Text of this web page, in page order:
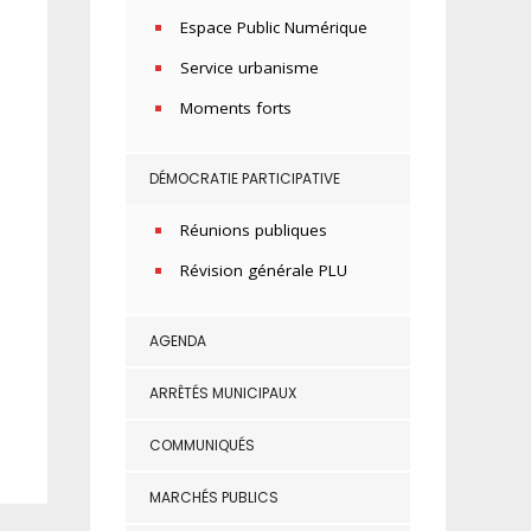
Espace Public Numérique
Service urbanisme
Moments forts
DÉMOCRATIE PARTICIPATIVE
Réunions publiques
Révision générale PLU
AGENDA
ARRÊTÉS MUNICIPAUX
COMMUNIQUÉS
MARCHÉS PUBLICS